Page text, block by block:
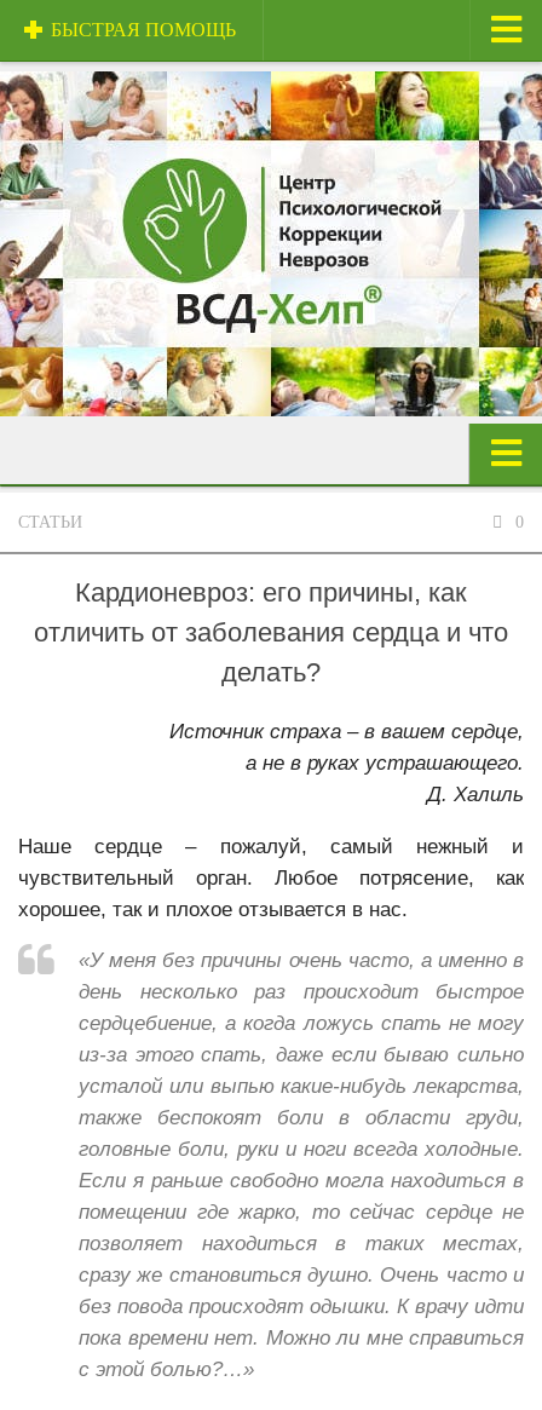
Главная
О центре
Центр и специалисты
Техники и методы
Сертификаты
Стоимость услуг
Отзывы
Полезная информация
БЫСТРАЯ ПОМОЩЬ
ВСД
Тревога
Фобии
Депрессия
Психотерапия депрессии
Психологическая коррекция послеродовой депрессии
Неуверенность
Неврозы
Психотерапия раздражительности и вспышек гнева
Бессонница
СТАТЬИ 0
Кардионевроз: его причины, как
отличить от заболевания сердца и что
делать?
Источник страха – в вашем сердце,
а не в руках устрашающего.
Д. Халиль
Наше сердце – пожалуй, самый нежный и
чувствительный орган. Любое потрясение, как
хорошее, так и плохое отзывается в нас.
«У меня без причины очень часто, а именно в
день несколько раз происходит быстрое
сердцебиение, а когда ложусь спать не могу
из-за этого спать, даже если бываю сильно
усталой или выпью какие-нибудь лекарства,
также беспокоят боли в области груди,
головные боли, руки и ноги всегда холодные.
Если я раньше свободно могла находиться в
помещении где жарко, то сейчас сердце не
позволяет находиться в таких местах,
сразу же становиться душно. Очень часто и
без повода происходят одышки. К врачу идти
пока времени нет. Можно ли мне справиться
с этой болью?…»